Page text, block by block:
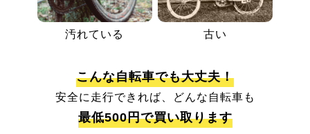
汚れている 古い
こんな自転車でも大丈夫！
安全に走行できれば、どんな自転車も
最低500円で買い取ります